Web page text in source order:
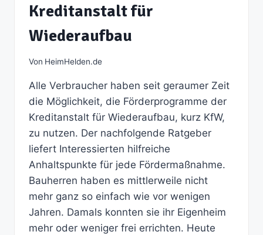
Kreditanstalt für
Wiederaufbau
Von HeimHelden.de
Alle Verbraucher haben seit geraumer Zeit
die Möglichkeit, die Förderprogramme der
Kreditanstalt für Wiederaufbau, kurz KfW,
zu nutzen. Der nachfolgende Ratgeber
liefert Interessierten hilfreiche
Anhaltspunkte für jede Fördermaßnahme.
Bauherren haben es mittlerweile nicht
mehr ganz so einfach wie vor wenigen
Jahren. Damals konnten sie ihr Eigenheim
mehr oder weniger frei errichten. Heute